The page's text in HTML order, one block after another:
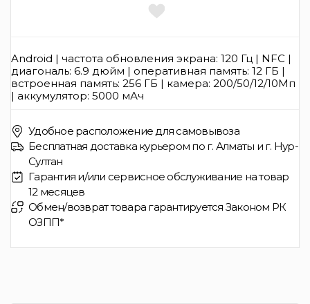
Android | частота обновления экрана: 120 Гц | NFC |
диагональ: 6.9 дюйм | оперативная память: 12 ГБ |
встроенная память: 256 ГБ | камера: 200/50/12/10Мп
| аккумулятор: 5000 мАч
Удобное расположение для самовывоза
Бесплатная доставка курьером по г. Алматы и г. Нур-
Султан
Гарантия и/или сервисное обслуживание на товар
12 месяцев
Обмен/возврат товара гарантируется Законом РК
ОЗПП*